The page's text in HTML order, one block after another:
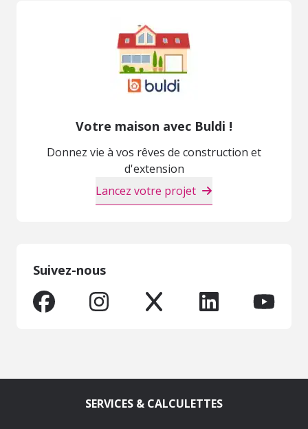
Votre maison avec Buldi !
Donnez vie à vos rêves de construction et
d'extension
Lancez votre projet
Suivez-nous
SERVICES & CALCULETTES